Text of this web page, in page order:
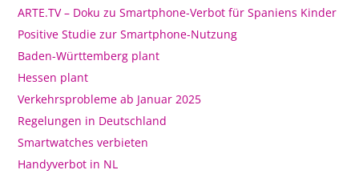
ARTE.TV – Doku zu Smartphone-Verbot für Spaniens Kinder
Positive Studie zur Smartphone-Nutzung
Baden-Württemberg plant
Hessen plant
Verkehrsprobleme ab Januar 2025
Regelungen in Deutschland
Smartwatches verbieten
Handyverbot in NL